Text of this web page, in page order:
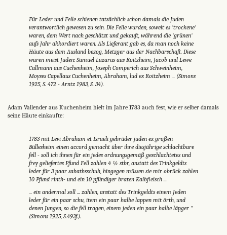
Für Leder und Felle schienen tatsächlich schon damals die Juden
verantwortlich gewesen zu sein. Die Felle wurden, soweit es 'trockene'
waren, dem Wert nach geschätzt und gekauft, während die 'grünen'
aufs Jahr akkordiert waren. Als Lieferant gab es, da man noch keine
Häute aus dem Ausland bezog, Metzger aus der Nachbarschaft. Diese
waren meist Juden: Samuel Lazarus aus Roitzheim, Jacob und Lewe
Callmann aus Cuchenheim, Joseph Comperich aus Schweinheim,
Moyses Capellaus Cuchenheim, Abraham, lud ex Roitzheim ... (Simons
1925, S. 472 - Arntz 1983, S. 34).
Adam Vallender aus Kuchenheim hielt im Jahre 1783 auch fest, wie er selber damals
seine Häute einkaufte:
1783 mit Levi Abraham et Israeli gebrüder juden ex großen
Büllesheim einen accord gemacht über ihre diesjährige schlachtbare
fell - soll ich ihnen für ein jedes ordnungsgemäß geschlachtetes und
frey geliefertes Pfund Fell zahlen 4 ½ stbr, anstatt des Trinkgeldts
leder für 3 paar sabathsschuh, hingegen müssen sie mir obrück zahlen
10 Pfund rinth- und ein 10 pfündiger braten Kalbfleisch ...
... ein andermal soll ... zahlen, anstatt des Trinkgeldts einem Jeden
leder für ein paar schu, item ein paar halbe lappen mit örth, und
denen Jungen, so die fell tragen, einem jeden ein paar halbe läpger "
(Simons 1925, S.493f.).